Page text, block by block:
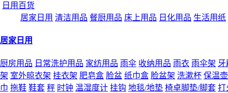
日用百货
居家日用 清洁用品 餐厨用品 床上用品 日化用品 生活用纸
居家日用
厨房用品 日常洗护用品 家纺用品 雨伞 收纳用品 雨衣 雨伞架 牙
架 室外晾衣架 挂衣架 肥皂盒 脸盆 纸巾盒 脸盆架 洗漱杯 保温
巾 拖鞋 鞋套 秤 时钟 温湿度计 挂钩 地毯/地垫 椅卓脚垫/脚套 打